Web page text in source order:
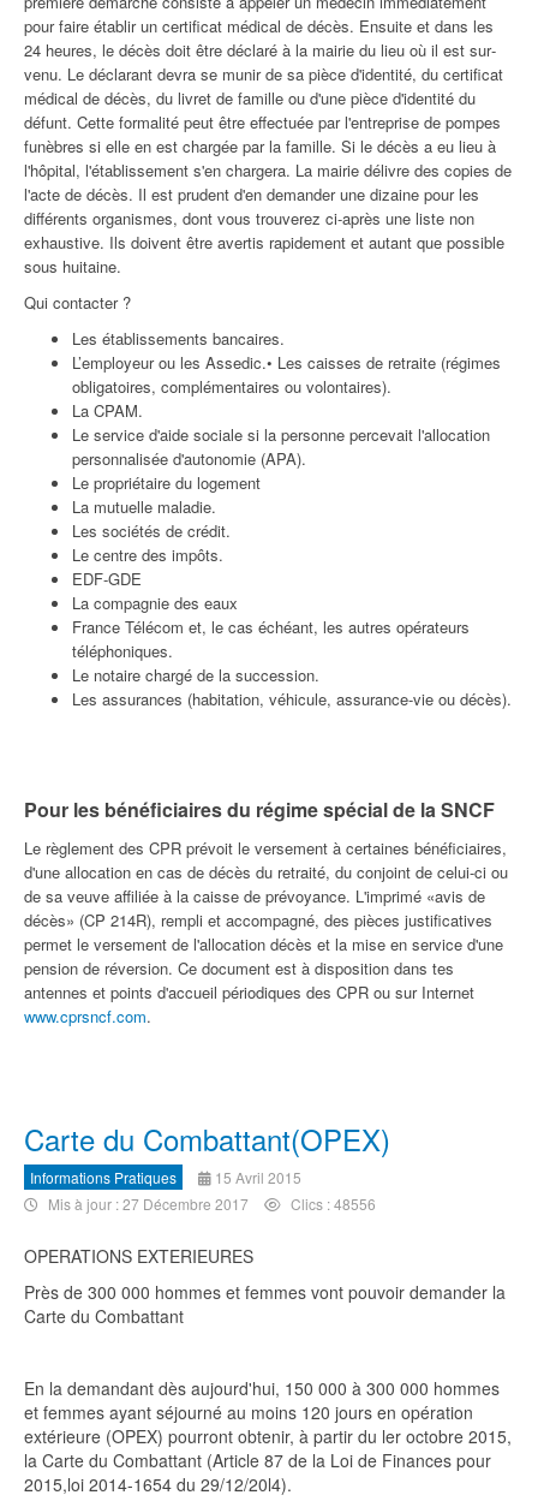
pour faire établir un certificat médical de décès. Ensuite et dans les
24 heures, le décès doit être déclaré à la mairie du lieu où il est sur­
venu. Le déclarant devra se munir de sa pièce d'identi­té, du certificat
médical de décès, du livret de famille ou d'une pièce d'identité du
défunt. Cette formalité peut être effectuée par l'entrepri­se de pompes
funèbres si elle en est chargée par la famil­le. Si le décès a eu lieu à
l'hô­pital, l'établissement s'en chargera. La mairie délivre des copies de
l'acte de décès. Il est prudent d'en demander une dizaine pour les
diffé­rents organismes, dont vous trouverez ci-après une liste non
exhaustive. Ils doivent être avertis rapidement et autant que possible
sous hui­taine.
Qui contacter ?
Les établissements bancaires.
L’employeur ou les Assedic.• Les caisses de retraite (régi­mes
obligatoires, complé­mentaires ou volontaires).
La CPAM.
Le service d'aide sociale si la personne percevait l'allocation
personnalisée d'autonomie (APA).
Le propriétaire du logement
La mutuelle maladie.
Les sociétés de crédit.
Le centre des impôts.
EDF-GDE
La compagnie des eaux
France Télécom et, le cas échéant, les autres opéra­teurs
téléphoniques.
Le notaire chargé de la suc­cession.
Les assurances (habitation, véhicule, assurance-vie ou décès).
Pour les bénéficiaires du régime spécial de la SNCF
Le règlement des CPR prévoit le verse­ment à certaines bénéficiaires,
d'une allo­cation en cas de décès du retraité, du conjoint de celui-ci ou
de sa veuve affiliée à la caisse de prévoyance. L'imprimé «avis de
décès» (CP 214R), rempli et accompa­gné, des pièces justificatives
permet le ver­sement de l'allocation décès et la mise en service d'une
pension de réversion. Ce document est à disposition dans tes
antennes et points d'accueil périodiques des CPR ou sur Internet
www.cprsncf.com.
Carte du Combattant(OPEX)
Informations Pratiques
15 Avril 2015
Mis à jour : 27 Décembre 2017
Clics : 48556
OPERATIONS EXTERIEURES
Près de 300 000 hommes et femmes vont pouvoir demander la
Carte du Combattant
En la demandant dès aujourd'hui, 150 000 à 300 000 hommes
et femmes ayant séjourné au moins 120 jours en opération
extérieure (OPEX) pourront obtenir, à partir du ler octobre 2015,
la Carte du Combattant (Article 87 de la Loi de Finances pour
2015,loi 2014-1654 du 29/12/20l4).